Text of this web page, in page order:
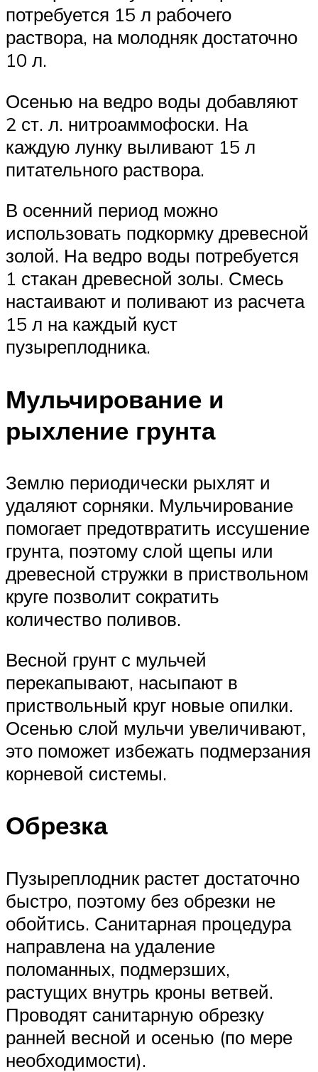
потребуется 15 л рабочего
раствора, на молодняк достаточно
10 л.
Осенью на ведро воды добавляют
2 ст. л. нитроаммофоски. На
каждую лунку выливают 15 л
питательного раствора.
В осенний период можно
использовать подкормку древесной
золой. На ведро воды потребуется
1 стакан древесной золы. Смесь
настаивают и поливают из расчета
15 л на каждый куст
пузыреплодника.
Мульчирование и
рыхление грунта
Землю периодически рыхлят и
удаляют сорняки. Мульчирование
помогает предотвратить иссушение
грунта, поэтому слой щепы или
древесной стружки в приствольном
круге позволит сократить
количество поливов.
Весной грунт с мульчей
перекапывают, насыпают в
приствольный круг новые опилки.
Осенью слой мульчи увеличивают,
это поможет избежать подмерзания
корневой системы.
Обрезка
Пузыреплодник растет достаточно
быстро, поэтому без обрезки не
обойтись. Санитарная процедура
направлена на удаление
поломанных, подмерзших,
растущих внутрь кроны ветвей.
Проводят санитарную обрезку
ранней весной и осенью (по мере
необходимости).